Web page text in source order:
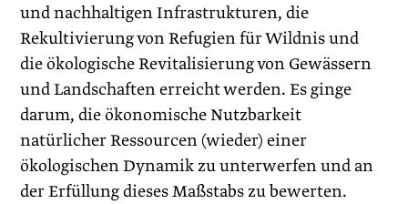
und nachhaltigen Infrastrukturen, die
Rekultivierung von Refugien für Wildnis und
die ökologische Revitalisierung von Gewässern
und ­Landschaften erreicht werden. Es ginge
darum, die ökonomische Nutzbarkeit
natürlicher Ressourcen (wieder) einer
ökologischen Dyna­mik zu unterwerfen und an
der Erfüllung dieses Maßstabs zu bewerten.